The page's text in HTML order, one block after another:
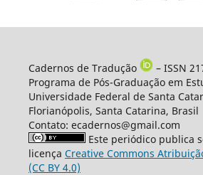
Cadernos de Tradução
– ISSN
Programa de Pós-Graduação em
Universidade Federal de Santa
Florianópolis, Santa Catarina, Brasil
Contato: ecadernos@gmail.com
Este periódico publica
licença Creative Commons
(CC BY 4.0)